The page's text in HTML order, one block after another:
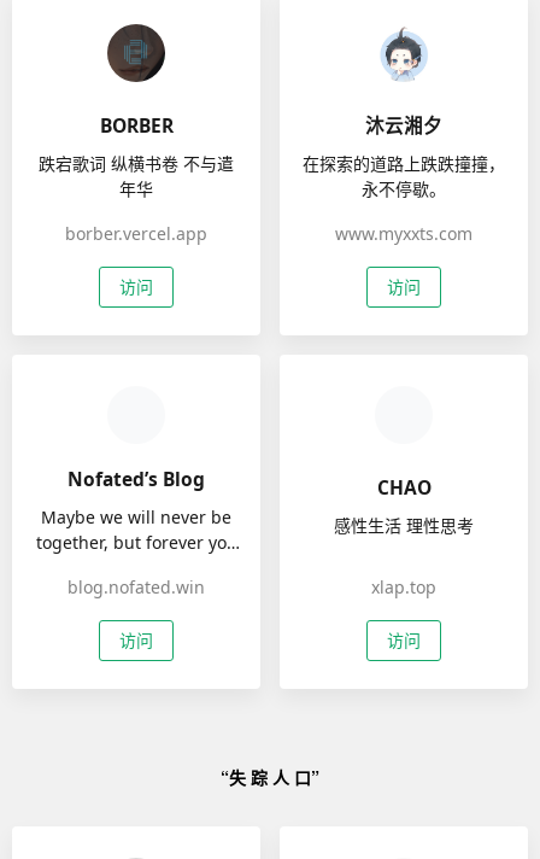
BORBER
跌宕歌词 纵横书卷 不与遣
年华
borber.vercel.app
访问
沐云湘夕
在探索的道路上跌跌撞撞，
永不停歇。
www.myxxts.com
访问
Nofated’s Blog
Maybe we will never be
together, but forever you
blog.nofated.win
访问
CHAO
感性生活 理性思考
xlap.top
访问
“失 踪 人 口”